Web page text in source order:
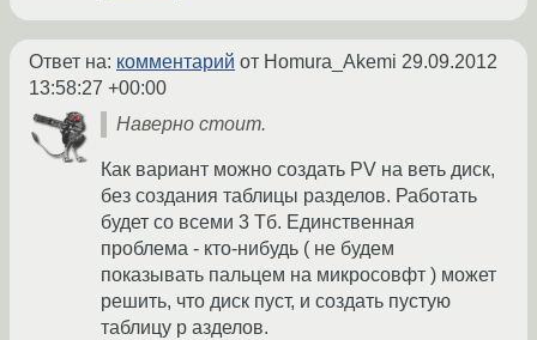
Ответ на: комментарий от Homura_Akemi 29.09.2012
13:58:27 +00:00
Наверно стоит.
Как вариант можно создать PV на веть диск,
без создания таблицы разделов. Работать
будет со всеми 3 Тб. Единственная
проблема - кто-нибудь ( не будем
показывать пальцем на микросовфт ) может
решить, что диск пуст, и создать пустую
таблицу р азделов.